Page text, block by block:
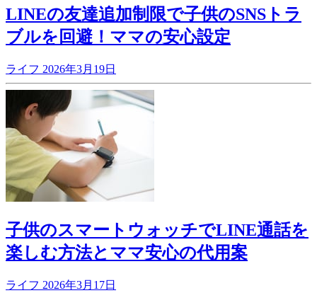
LINEの友達追加制限で子供のSNSトラ
ブルを回避！ママの安心設定
ライフ 2026年3月19日
子供のスマートウォッチでLINE通話を
楽しむ方法とママ安心の代用案
ライフ 2026年3月17日